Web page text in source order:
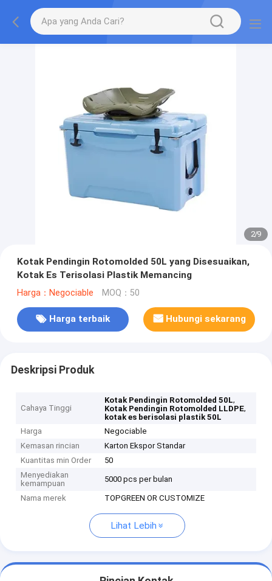
2/9
Kotak Pendingin Rotomolded 50L yang Disesuaikan,
Kotak Es Terisolasi Plastik Memancing
Harga：Negociable MOQ：50
Harga terbaik Hubungi sekarang
Deskripsi Produk
Cahaya Tinggi
Kotak Pendingin Rotomolded 50L,
Kotak Pendingin Rotomolded LLDPE,
kotak es berisolasi plastik 50L
Harga
Negociable
Kemasan rincian
Karton Ekspor Standar
Kuantitas min Order
50
Menyediakan
kemampuan
5000 pcs per bulan
Nama merek TOPGREEN OR CUSTOMIZE
Lihat Lebih